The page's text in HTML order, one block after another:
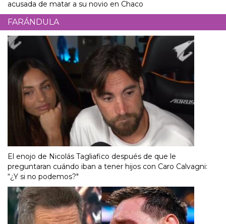
acusada de matar a su novio en Chaco
FARÁNDULA
El enojo de Nicolás Tagliafico después de que le
preguntaran cuándo iban a tener hijos con Caro Calvagni:
“¿Y si no podemos?"